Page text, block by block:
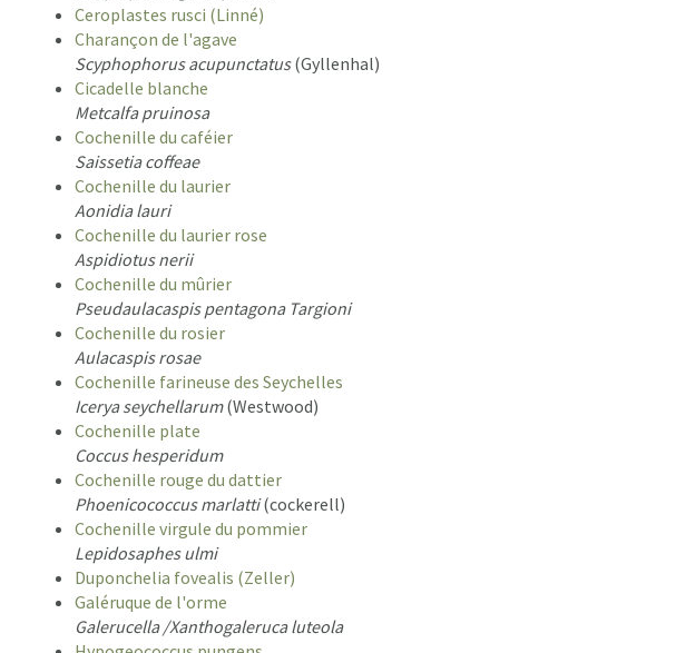
Ceroplastes rusci (Linné)
Charançon de l'agave
Scyphophorus acupunctatus(Gyllenhal)
Cicadelle blanche
Metcalfa pruinosa
Cochenille du caféier
Saissetia coffeae
Cochenille du laurier
Aonidia lauri
Cochenille du laurier rose
Aspidiotus nerii
Cochenille du mûrier
Pseudaulacaspis pentagona Targioni
Cochenille du rosier
Aulacaspis rosae
Cochenille farineuse des Seychelles
Icerya seychellarum(Westwood)
Cochenille plate
Coccus hesperidum
Cochenille rouge du dattier
Phoenicococcus marlatti(cockerell)
Cochenille virgule du pommier
Lepidosaphes ulmi
Duponchelia fovealis (Zeller)
Galéruque de l'orme
Galerucella /Xanthogaleruca luteola